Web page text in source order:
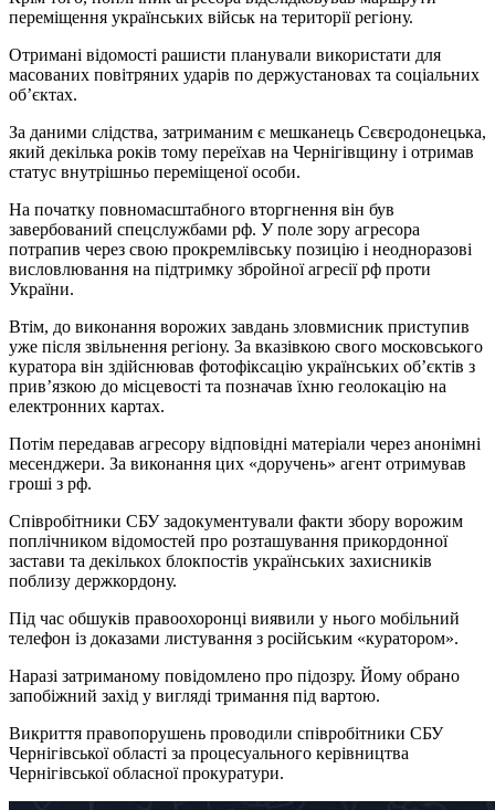
перемiщення українських вiйськ на територiї регiону.
Отриманi вiдомостi рашисти планували використати для
масованих повiтряних ударiв по держустановах та соцiальних
об’єктах.
За даними слiдства, затриманим є мешканець Сєвєродонецька,
який декiлька рокiв тому переїхав на Чернiгiвщину i отримав
статус внутрiшньо перемiщеної особи.
На початку повномасштабного вторгнення вiн був
завербований спецслужбами рф. У поле зору агресора
потрапив через свою прокремлiвську позицiю i неодноразовi
висловлювання на пiдтримку збройної агресiї рф проти
України.
Втiм, до виконання ворожих завдань зловмисник приступив
уже пiсля звiльнення регiону. За вказiвкою свого московського
куратора вiн здiйснював фотофiксацiю українських об’єктiв з
прив’язкою до мiсцевостi та позначав їхню геолокацiю на
електронних картах.
Потiм передавав агресору вiдповiднi матерiали через анонiмнi
месенджери. За виконання цих «доручень» агент отримував
грошi з рф.
Спiвробiтники СБУ задокументували факти збору ворожим
поплiчником вiдомостей про розташування прикордонної
застави та декiлькох блокпостiв українських захисникiв
поблизу держкордону.
Пiд час обшукiв правоохоронцi виявили у нього мобiльний
телефон iз доказами листування з росiйським «куратором».
Наразi затриманому повiдомлено про пiдозру. Йому обрано
запобiжний захiд у виглядi тримання пiд вартою.
Викриття правопорушень проводили спiвробiтники СБУ
Чернiгiвської областi за процесуального керiвництва
Чернiгiвської обласної прокуратури.